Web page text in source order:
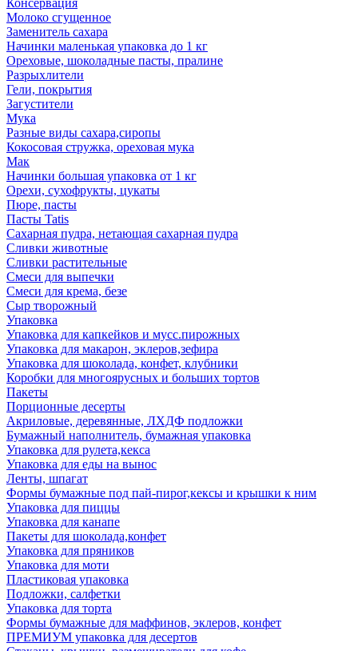
Консервация
Молоко сгущенное
Заменитель сахара
Начинки маленькая упаковка до 1 кг
Ореховые, шоколадные пасты, пралине
Разрыхлители
Гели, покрытия
Загустители
Мука
Разные виды сахара,сиропы
Кокосовая стружка, ореховая мука
Мак
Начинки большая упаковка от 1 кг
Орехи, сухофрукты, цукаты
Пюре, пасты
Пасты Tatis
Сахарная пудра, нетающая сахарная пудра
Сливки животные
Сливки растительные
Смеси для выпечки
Смеси для крема, безе
Сыр творожный
Упаковка
Упаковка для капкейков и мусс.пирожных
Упаковка для макарон, эклеров,зефира
Упаковка для шоколада, конфет, клубники
Коробки для многоярусных и больших тортов
Пакеты
Порционные десерты
Акриловые, деревянные, ЛХДФ подложки
Бумажный наполнитель, бумажная упаковка
Упаковка для рулета,кекса
Упаковка для еды на вынос
Ленты, шпагат
Формы бумажные под пай-пирог,кексы и крышки к ним
Упаковка для пиццы
Упаковка для канапе
Пакеты для шоколада,конфет
Упаковка для пряников
Упаковка для моти
Пластиковая упаковка
Подложки, салфетки
Упаковка для торта
Формы бумажные для маффинов, эклеров, конфет
ПРЕМИУМ упаковка для десертов